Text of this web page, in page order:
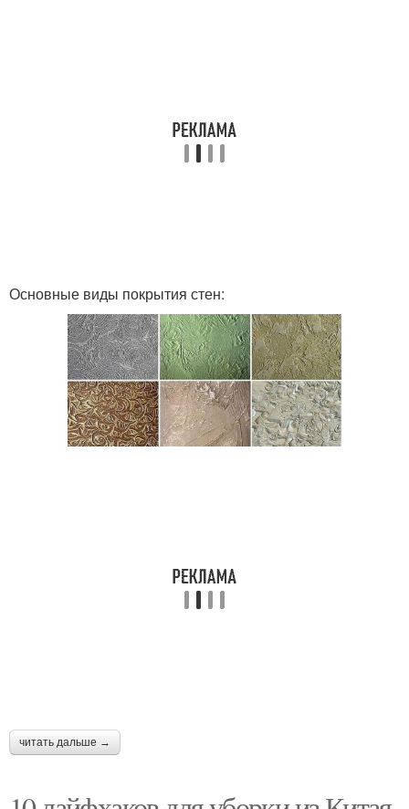
Основные виды покрытия стен:
читать дальше →